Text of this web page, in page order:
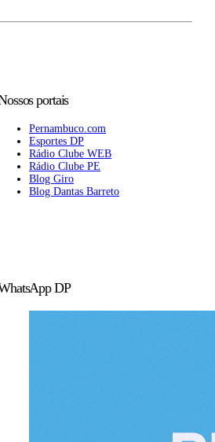
portais
Pernambuco.com
Esportes DP
Rádio Clube WEB
Rádio Clube PE
Blog Giro
Blog Dantas Barreto
DP